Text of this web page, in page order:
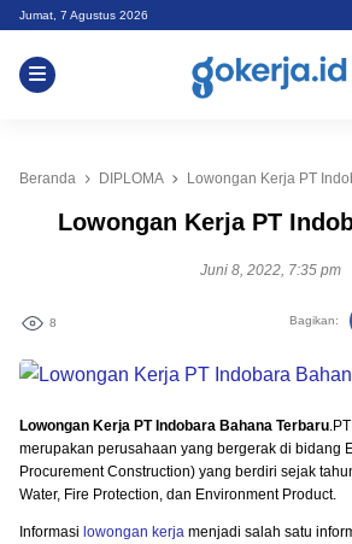
Skip
content
Jumat, 7 Agustus 2026
Beranda DIPLOMA Lowongan Kerja PT
Lowongan Kerja PT
Juni 8, 2022, 7:35 pm
8 Bagikan:
Lowongan Kerja PT Indobara Bahana Terbaru
merupakan perusahaan yang bergerak di bidang
Procurement Construction) yang berdiri sejak
Water, Fire Protection, dan Environment Product.
Informasi lowongan kerja menjadi salah satu